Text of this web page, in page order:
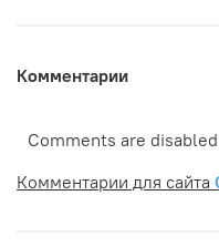
Комментарии
Comments are disabled
Комментарии для сайта